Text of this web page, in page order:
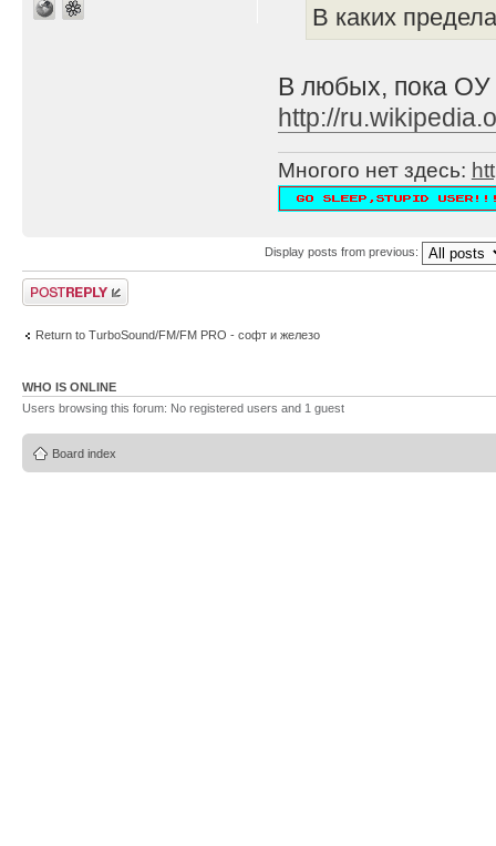
В каких
В любых, пока ОУ
http://
Многого нет здесь:
Display posts from previous:
Post a reply
Return to TurboSound/FM/FM PRO - софт и железо
WHO IS ONLINE
Users browsing this forum: No registered users and 1 guest
Board index